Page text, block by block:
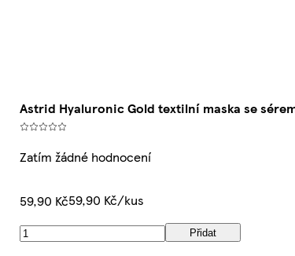
Astrid Hyaluronic Gold textilní maska se
Zatím žádné hodnocení
59,90 Kč59,90 Kč/kus
Přidat